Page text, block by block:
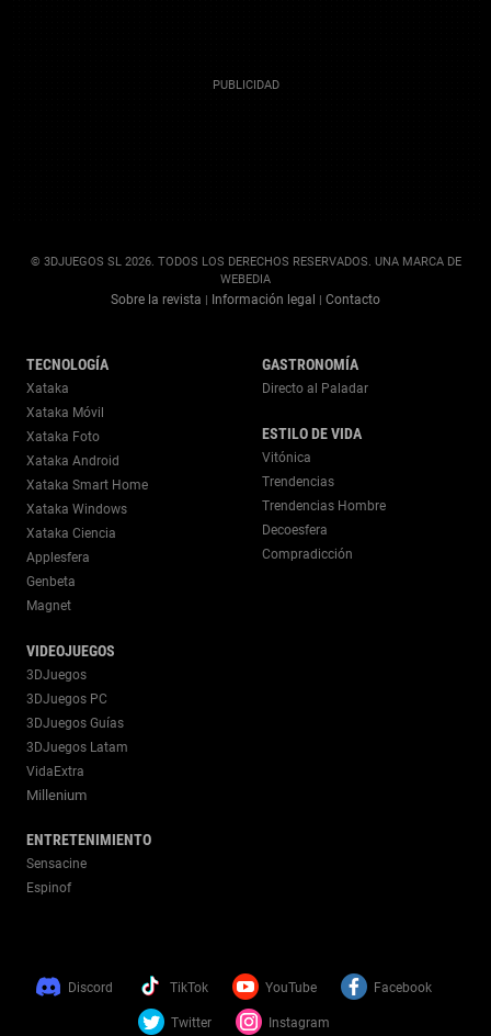
© 3DJUEGOS SL 2026. TODOS LOS DERECHOS RESERVADOS. UNA MARCA DE
WEBEDIA
Sobre la revista | Información legal | Contacto
TECNOLOGÍA
Xataka
Xataka Móvil
Xataka Foto
Xataka Android
Xataka Smart Home
Xataka Windows
Xataka Ciencia
Applesfera
Genbeta
Magnet
VIDEOJUEGOS
3DJuegos
3DJuegos PC
3DJuegos Guías
3DJuegos Latam
VidaExtra
Millenium
ENTRETENIMIENTO
Sensacine
Espinof
GASTRONOMÍA
Directo al Paladar
ESTILO DE VIDA
Vitónica
Trendencias
Trendencias Hombre
Decoesfera
Compradicción
Discord TikTok YouTube Facebook
Twitter Instagram